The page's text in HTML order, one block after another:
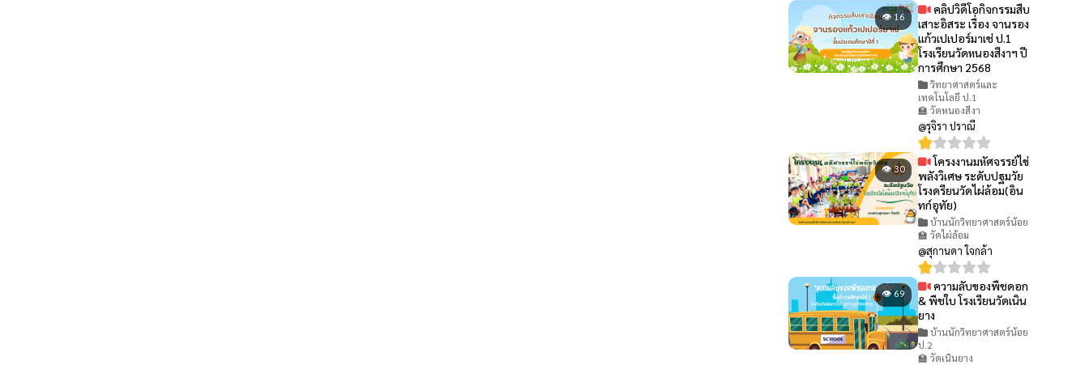
👁 16
คลิปวิดีโอกิจกรรมสืบ
เสาะอิสระ เรื่อง จานรอง
แก้วเปเปอร์มาเช่ ป.1
โรงเรียนวัดหนองสีงาฯ ปี
การศึกษา 2568
วิทยาศาสตร์และ
เทคโนโลยี ป.1
🏫 วัดหนองสีงา
@รุจิรา ปราณี
👁 30
โครงงานมหัศจรรย์ไข่
พลังวิเศษ ระดับปฐมวัย
โรงดรียนวัดไผ่ล้อม(อิน
ทก์อุทัย)
บ้านนักวิทยาศาสตร์น้อย
🏫 วัดไผ่ล้อม
@สุกานดา ใจกล้า
👁 69
ความลับของพืชดอก
& พืชใบ โรงเรียนวัดเนิน
ยาง
บ้านนักวิทยาศาสตร์น้อย
ป.2
🏫 วัดเนินยาง